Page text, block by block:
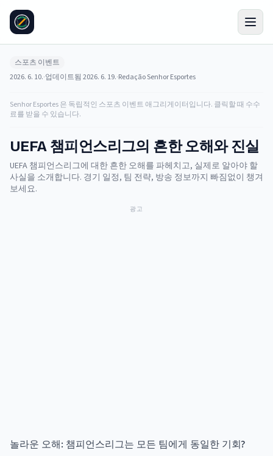
스포츠 이벤트
2026. 6. 10.·업데이트됨 2026. 6. 19.·Redação Senhor Esportes
Senhor Esportes 은 독립적인 스포츠 이벤트 애그리게이터입니다. 클릭할 때 수수
료를 받을 수 있습니다.
UEFA 챔피언스리그의 흔한 오해와 진실
UEFA 챔피언스리그에 대한 흔한 오해를 파헤치고, 실제로 알아야 할
사실을 소개합니다. 경기 일정, 팀 전략, 방송 정보까지 빠짐없이 챙겨
보세요.
광고
놀라운 오해: 챔피언스리그는 모든 팀에게 동일한 기회?